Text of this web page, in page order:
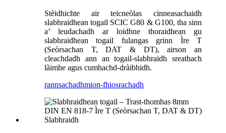
Stèidhichte air teicneòlas cinneasachaidh
slabhraidhean togail SCIC G80 & G100, tha sinn
a’ leudachadh ar loidhne thoraidhean gu
slabhraidhean togail fulangas grinn Ìre T
(Seòrsachan T, DAT & DT), airson an
cleachdadh ann an togail-slabhraidh sreathach
làimhe agus cumhachd-dràibhidh.
rannsachadhmion-fhiosrachadh